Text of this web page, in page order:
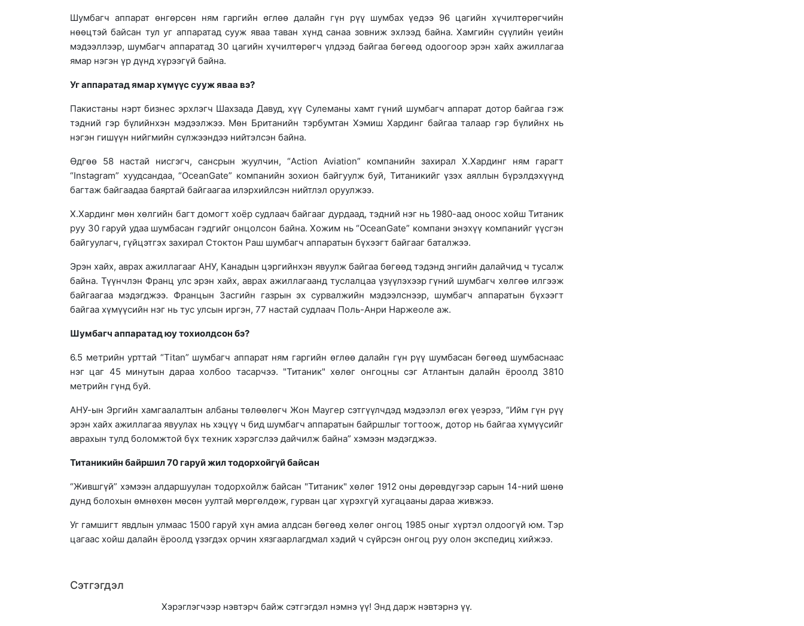
Шумбагч аппарат өнгөрсөн ням гаргийн өглөө далайн гүн рүү шумбах үедээ 96 цагийн хүчилтөрөгчийн
нөөцтэй байсан тул уг аппаратад сууж яваа таван хүнд санаа зовниж эхлээд байна. Хамгийн сүүлийн үеийн
мэдээллээр, шумбагч аппаратад 30 цагийн хүчилтөрөгч үлдээд байгаа бөгөөд одоогоор эрэн хайх ажиллагаа
ямар нэгэн үр дүнд хүрээгүй байна.
Уг аппаратад ямар хүмүүс сууж яваа вэ?
Пакистаны нэрт бизнес эрхлэгч Шахзада Давуд, хүү Сулеманы хамт гүний шумбагч аппарат дотор байгаа гэж
тэдний гэр бүлийнхэн мэдээлжээ. Мөн Британийн тэрбумтан Хэмиш Хардинг байгаа талаар гэр бүлийнх нь
нэгэн гишүүн нийгмийн сүлжээндээ нийтэлсэн байна.
Өдгөө 58 настай нисгэгч, сансрын жуулчин, “Action Aviation” компанийн захирал Х.Хардинг ням гарагт
“Instagram” хуудсандаа, “OceanGate” компанийн зохион байгуулж буй, Титаникийг үзэх аяллын бүрэлдэхүүнд
багтаж байгаадаа баяртай байгаагаа илэрхийлсэн нийтлэл оруулжээ.
Х.Хардинг мөн хөлгийн багт домогт хоёр судлаач байгааг дурдаад, тэдний нэг нь 1980-аад оноос хойш Титаник
руу 30 гаруй удаа шумбасан гэдгийг онцолсон байна. Хожим нь “OceanGate” компани энэхүү компанийг үүсгэн
байгуулагч, гүйцэтгэх захирал Стоктон Раш шумбагч аппаратын бүхээгт байгааг баталжээ.
Эрэн хайх, аврах ажиллагааг АНУ, Канадын цэргийнхэн явуулж байгаа бөгөөд тэдэнд энгийн далайчид ч тусалж
байна. Түүнчлэн Франц улс эрэн хайх, аврах ажиллагаанд туслалцаа үзүүлэхээр гүний шумбагч хөлгөө илгээж
байгаагаа мэдэгджээ. Францын Засгийн газрын эх сурвалжийн мэдээлснээр, шумбагч аппаратын бүхээгт
байгаа хүмүүсийн нэг нь тус улсын иргэн, 77 настай судлаач Поль-Анри Наржеоле аж.
Шумбагч аппаратад юу тохиолдсон бэ?
6.5 метрийн урттай “Titan” шумбагч аппарат ням гаргийн өглөө далайн гүн рүү шумбасан бөгөөд шумбаснаас
нэг цаг 45 минутын дараа холбоо тасарчээ. "Титаник" хөлөг онгоцны сэг Атлантын далайн ёроолд 3810
метрийн гүнд буй.
АНУ-ын Эргийн хамгаалалтын албаны төлөөлөгч Жон Маугер сэтгүүлчдэд мэдээлэл өгөх үеэрээ, “Ийм гүн рүү
эрэн хайх ажиллагаа явуулах нь хэцүү ч бид шумбагч аппаратын байршлыг тогтоож, дотор нь байгаа хүмүүсийг
аврахын тулд боломжтой бүх техник хэрэгслээ дайчилж байна” хэмээн мэдэгджээ.
Титаникийн байршил 70 гаруй жил тодорхойгүй байсан
“Жившгүй” хэмээн алдаршуулан тодорхойлж байсан "Титаник" хөлөг 1912 оны дөрөвдүгээр сарын 14-ний шөнө
дунд болохын өмнөхөн мөсөн уултай мөргөлдөж, гурван цаг хүрэхгүй хугацааны дараа живжээ.
Уг гамшигт явдлын улмаас 1500 гаруй хүн амиа алдсан бөгөөд хөлөг онгоц 1985 оныг хүртэл олдоогүй юм. Тэр
цагаас хойш далайн ёроолд үзэгдэх орчин хязгаарлагдмал хэдий ч сүйрсэн онгоц руу олон экспедиц хийжээ.
Сэтгэгдэл
Хэрэглэгчээр нэвтэрч байж сэтгэгдэл нэмнэ үү! Энд дарж нэвтэрнэ үү.